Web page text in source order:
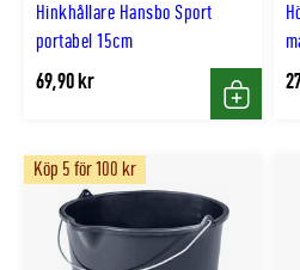
Hinkhållare Hansbo Sport
portabel 15cm
69,90 kr
Köp
Köp 5 för 100 kr